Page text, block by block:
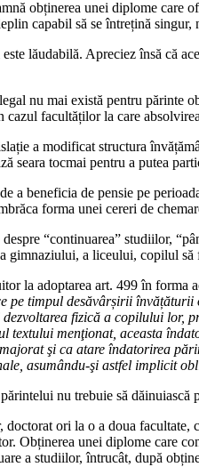
obținerea unei diplome care
capabil să se întrețină singur,
lăudabilă. Apreciez însă că
nu mai există pentru părinte
cazul facultăților la care
a modificat structura
seara tocmai pentru a putea
a beneficia de pensie pe
forma unei cereri de
“continuarea” studiilor,
gimnaziului, a liceului, copilul
la adoptarea art. 499 în forma
pe timpul desăvârșirii
dezvoltarea fizică a copilului
menţionat, aceasta
şi ca atare îndatorirea
asumându-şi astfel implicit
nu trebuie să
doctorat ori la o a doua
Obținerea unei diplome care
a studiilor, întrucât, după